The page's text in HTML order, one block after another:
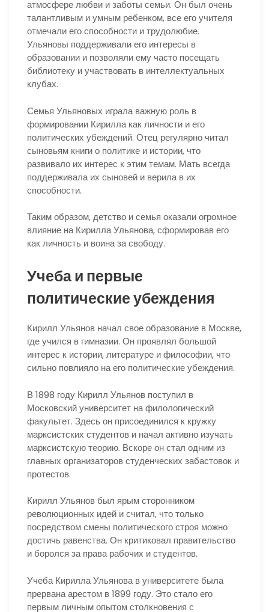
атмосфере любви и заботы семьи. Он был очень
талантливым и умным ребенком, все его учителя
отмечали его способности и трудолюбие.
Ульяновы поддерживали его интересы в
образовании и позволяли ему часто посещать
библиотеку и участвовать в интеллектуальных
клубах.
Семья Ульяновых играла важную роль в
формировании Кирилла как личности и его
политических убеждений. Отец регулярно читал
сыновьям книги о политике и истории, что
развивало их интерес к этим темам. Мать всегда
поддерживала их сыновей и верила в их
способности.
Таким образом, детство и семья оказали огромное
влияние на Кирилла Ульянова, сформировав его
как личность и воина за свободу.
Учеба и первые
политические убеждения
Кирилл Ульянов начал свое образование в Москве,
где учился в гимназии. Он проявлял большой
интерес к истории, литературе и философии, что
сильно повлияло на его политические убеждения.
В 1898 году Кирилл Ульянов поступил в
Московский университет на филологический
факультет. Здесь он присоединился к кружку
марксистских студентов и начал активно изучать
марксистскую теорию. Вскоре он стал одним из
главных организаторов студенческих забастовок и
протестов.
Кирилл Ульянов был ярым сторонником
революционных идей и считал, что только
посредством смены политического строя можно
достичь равенства. Он критиковал правительство
и боролся за права рабочих и студентов.
Учеба Кирилла Ульянова в университете была
прервана арестом в 1899 году. Это стало его
первым личным опытом столкновения с